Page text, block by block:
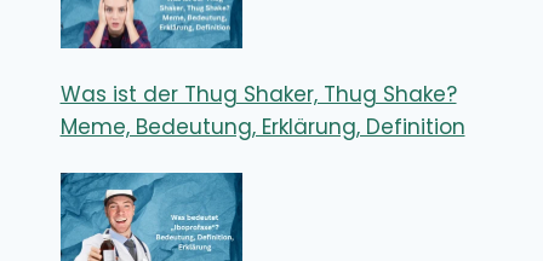
Was ist der Thug Shaker, Thug Shake?
Meme, Bedeutung, Erklärung, Definition